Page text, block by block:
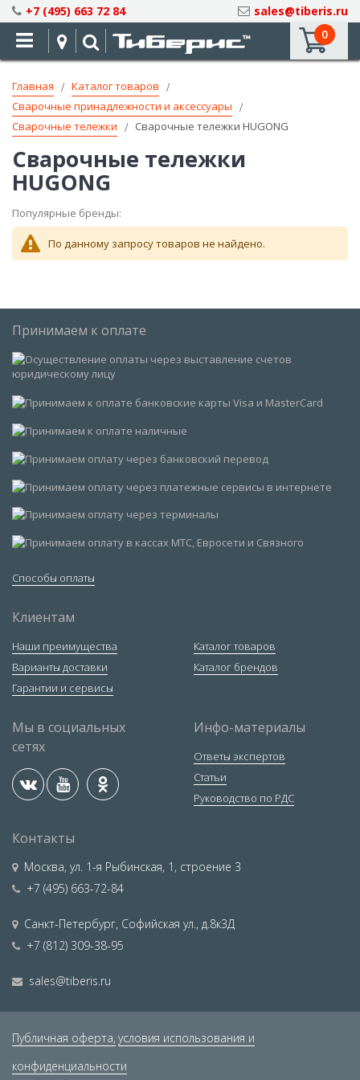
Skip
to
Content
+7 (495) 663 72 84
sales@tiberis.ru
0
Главная
Каталог товаров
Сварочные принадлежности и аксессуары
Сварочные тележки
Сварочные тележки HUGONG
Сварочные тележки
HUGONG
Популярные бренды:
По данному запросу товаров не найдено.
Принимаем к оплате
Способы оплаты
Клиентам
Наши преимущества
Варианты доставки
Гарантии и сервисы
Каталог товаров
Каталог брендов
Мы в социальных
сетях
Инфо-материалы
Ответы экспертов
Статьи
Руководство по РДС
Контакты
Москва, ул. 1-я Рыбинская, 1, строение 3
+7 (495) 663-72-84
Санкт-Петербург, Софийская ул., д.8к3Д
+7 (812) 309-38-95
sales@tiberis.ru
Публичная оферта, условия использования и
конфиденциальности